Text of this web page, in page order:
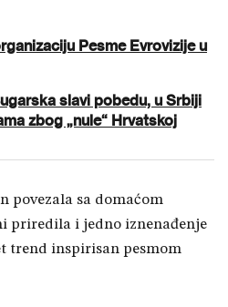
Pesme Evrovizije u
slavi pobedu, u Srbiji
zbog „nule“ Hrvatskoj
povezala sa domaćom
priredila i jedno iznenađenje
trend inspirisan pesmom